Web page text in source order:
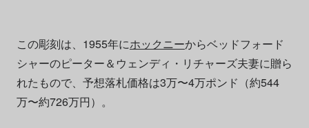
この彫刻は、1955年にホックニーからベッドフォード
シャーのピーター＆ウェンディ・リチャーズ夫妻に贈ら
れたもので、予想落札価格は3万〜4万ポンド（約544
万〜約726万円）。